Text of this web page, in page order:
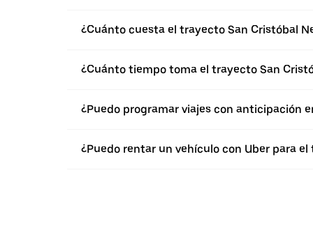
¿Cuánto cuesta el trayecto San Cristóbal
¿Cuánto tiempo toma el trayecto San
¿Puedo programar viajes con anticipación
¿Puedo rentar un vehículo con Uber para